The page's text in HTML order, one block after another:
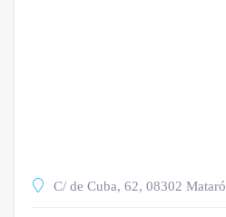
C/ de Cuba, 62, 08302 Mataró